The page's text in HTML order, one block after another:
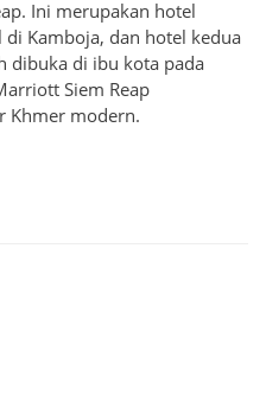
Ini merupakan hotel
Kamboja, dan hotel kedua
dibuka di ibu kota pada
Siem Reap
Khmer modern.